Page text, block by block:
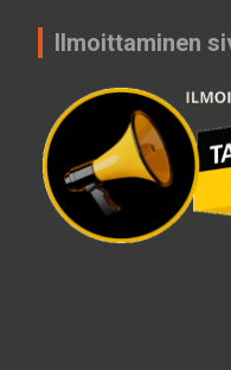
Ilmoittaminen